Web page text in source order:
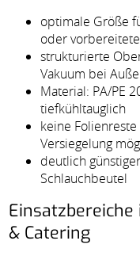
optimale Größe
oder
strukturierte
Vakuum bei
Material: PA/PE
tiefkühltauglich
keine
Versiegelung
deutlich
Schlauchbeutel
& Catering